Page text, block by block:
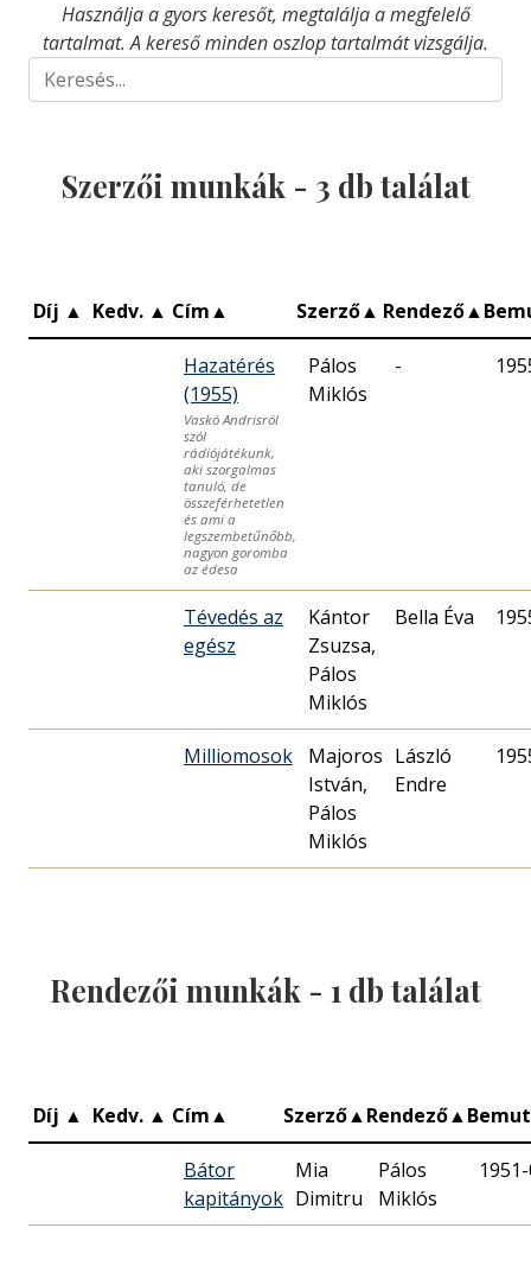
Használja a gyors keresőt, megtalálja a megfelelő
tartalmat. A kereső minden oszlop tartalmát vizsgálja.
Szerzői munkák - 3 db találat
Díj ▲ Kedv. ▲ Cím▲ Szerző▲ Rendező▲
Hazatérés
(1955)
Vaskó Andrisról
szól
rádiójátékunk,
aki szorgalmas
tanuló, de
összeférhetetlen
és ami a
legszembetűnőbb,
nagyon goromba
az édesa
Pálos
Miklós
-
Tévedés az
egész
Kántor
Zsuzsa,
Pálos
Miklós
Bella Éva
Milliomosok
Majoros
István,
Pálos
Miklós
László
Endre
Rendezői munkák - 1 db találat
Díj ▲ Kedv. ▲ Cím▲ Szerző▲Rendező▲
Bátor
kapitányok
Mia
Dimitru
Pálos
Miklós